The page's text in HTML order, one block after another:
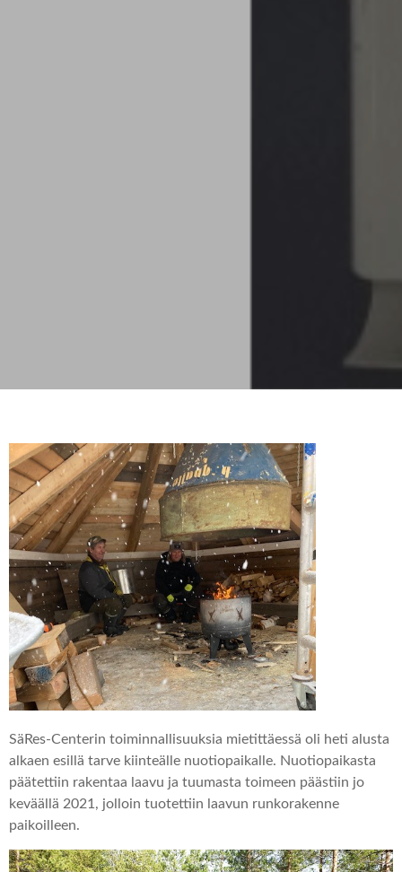
SäRes-Centerin toiminnallisuuksia mietittäessä oli heti alusta
alkaen esillä tarve kiinteälle nuotiopaikalle. Nuotiopaikasta
päätettiin rakentaa laavu ja tuumasta toimeen päästiin jo
keväällä 2021, jolloin tuotettiin laavun runkorakenne
paikoilleen.